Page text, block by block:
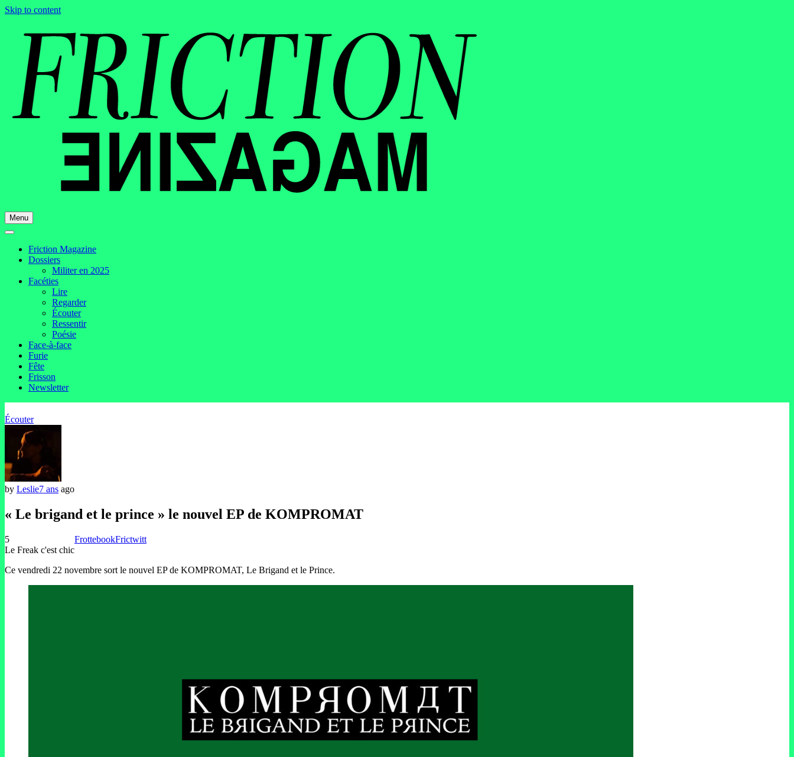
Skip to content
Menu
Friction Magazine
Dossiers
Militer en 2025
Facéties
Lire
Regarder
Écouter
Ressentir
Poésie
Face-à-face
Furie
Fête
Frisson
Newsletter
Écouter
by Leslie7 ans ago
« Le brigand et le prince » le nouvel EP de KOMPROMAT
5
Le Freak c'est chic
FrottebookFrictwitt
Ce vendredi 22 novembre sort le nouvel EP de KOMPROMAT, Le Brigand et le Prince.